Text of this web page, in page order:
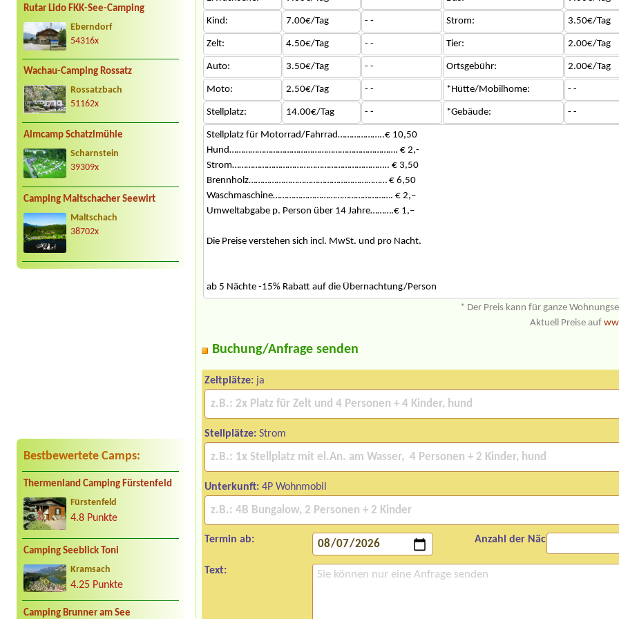
Rutar Lido FKK-See-Camping
Eberndorf
54316x
Wachau-Camping Rossatz
Rossatzbach
51162x
Almcamp Schatzlmühle
Scharnstein
39309x
Camping Maltschacher Seewirt
Maltschach
38702x
Bestbewertete Camps:
Thermenland Camping Fürstenfeld
Fürstenfeld
4.8 Punkte
Camping Seeblick Toni
Kramsach
4.25 Punkte
Camping Brunner am See
Kind: 7.00€/Tag - - Strom: 3.50€/Tag
Zelt: 4.50€/Tag - - Tier: 2.00€/Tag
Auto: 3.50€/Tag - - Ortsgebühr: 2.00€/Tag
Moto: 2.50€/Tag - - *Hütte/Mobilhome: - -
Stellplatz: 14.00€/Tag - - *Gebäude: - -
Stellplatz für Motorrad/Fahrrad………………..€ 10,50
Hund………………………………………………………………. € 2,-
Strom………………………………………………………….. € 3,50
Brennholz…………………………………………………… € 6,50
Waschmaschine……………………………………………. € 2,–
Umweltabgabe p. Person über 14 Jahre……….€ 1,–
Die Preise verstehen sich incl. MwSt. und pro Nacht.
ab 5 Nächte -15% Rabatt auf die Übernachtung/Person
* Der Preis kann für ganze
Aktuell Preise auf
Buchung/Anfrage senden
Zeltplätze: ja
Stellplätze: Strom
Unterkunft: 4P Wohnmobil
Termin ab: Anzahl der Nächte:
Text: